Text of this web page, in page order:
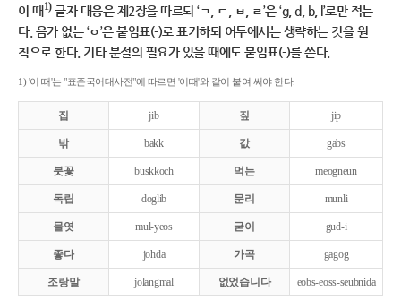
이 때1)글자 대응은 제2장을 따르되 ‘ㄱ, ㄷ, ㅂ, ㄹ’은 ‘g, d, b, l’로만 적는
다. 음가 없는 ‘ㅇ’은 붙임표(-)로 표기하되 어두에서는 생략하는 것을 원
칙으로 한다. 기타 분절의 필요가 있을 때에도 붙임표(-)를 쓴다.
1) '이 때'는 "표준국어대사전"에 따르면 '이때'와 같이 붙여 써야 한다.
집 jib 짚 jip
밖 bakk 값 gabs
붓꽃 buskkoch 먹는 meogneun
독립 doglib 문리 munli
물엿 mul-yeos 굳이 gud-i
좋다 johda 가곡 gagog
조랑말 jolangmal 없었습니다 eobs-eoss-seubnida